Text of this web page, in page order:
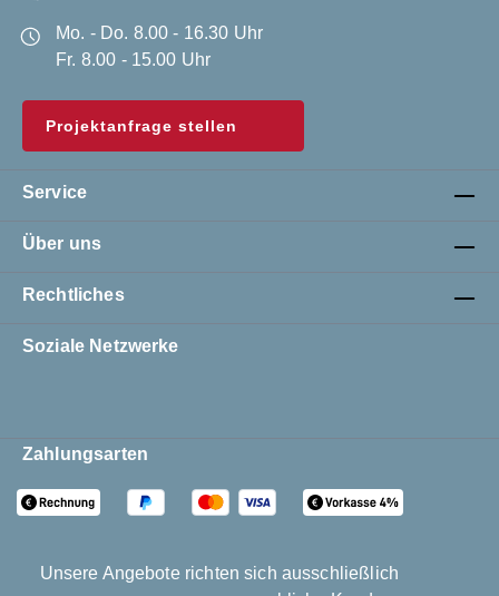
Mo. - Do. 8.00 - 16.30 Uhr
Fr. 8.00 - 15.00 Uhr
Projektanfrage stellen
Service
Über uns
Rechtliches
Soziale Netzwerke
Zahlungsarten
Unsere Angebote richten sich ausschließlich